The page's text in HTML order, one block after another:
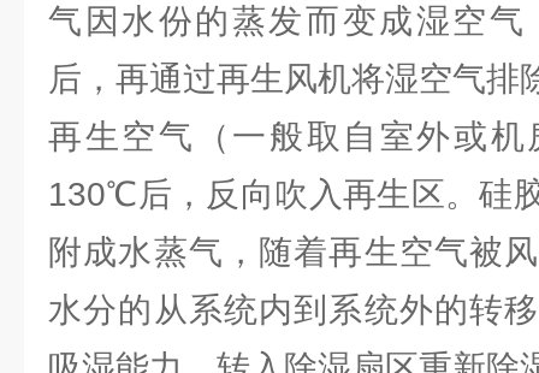
气因水份的蒸发而变成湿空气
后，再通过再生风机将湿空气排
再生空气（一般取自室外或机
130℃后，反向吹入再生区。硅
附成水蒸气，随着再生空气被
水分的从系统内到系统外的转